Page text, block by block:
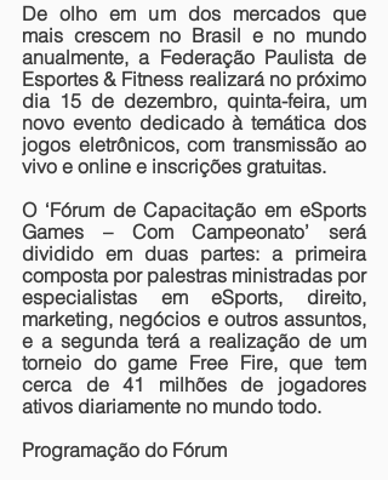
De olho em um dos mercados que
mais crescem no Brasil e no mundo
anualmente, a Federação Paulista de
Esportes & Fitness realizará no próximo
dia 15 de dezembro, quinta-feira, um
novo evento dedicado à temática dos
jogos eletrônicos, com transmissão ao
vivo e online e inscrições gratuitas.
O ‘Fórum de Capacitação em eSports
Games – Com Campeonato’ será
dividido em duas partes: a primeira
composta por palestras ministradas por
especialistas em eSports, direito,
marketing, negócios e outros assuntos,
e a segunda terá a realização de um
torneio do game Free Fire, que tem
cerca de 41 milhões de jogadores
ativos diariamente no mundo todo.
Programação do Fórum